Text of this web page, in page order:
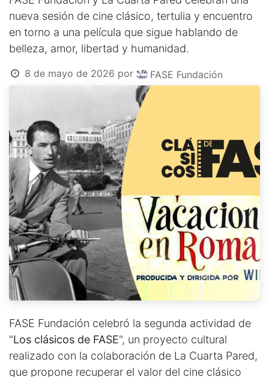
nueva sesión de cine clásico, tertulia y encuentro
en torno a una película que sigue hablando de
belleza, amor, libertad y humanidad.
8 de mayo de 2026 por FASE Fundación
FASE Fundación celebró la segunda actividad de
"Los clásicos de FASE", un proyecto cultural
realizado con la colaboración de La Cuarta Pared,
que propone recuperar el valor del cine clásico